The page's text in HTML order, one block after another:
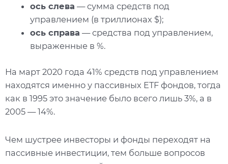
ось слева — сумма средств под
управлением (в триллионах $);
ось справа — средства под управлением,
выраженные в %.
На март 2020 года 41% средств под управлением
находятся именно у пассивных ETF фондов, тогда
как в 1995 это значение было всего лишь 3%, а в
2005 — 14%.
Чем шустрее инвесторы и фонды переходят на
пассивные инвестиции, тем больше вопросов